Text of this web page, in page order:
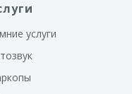
услуги